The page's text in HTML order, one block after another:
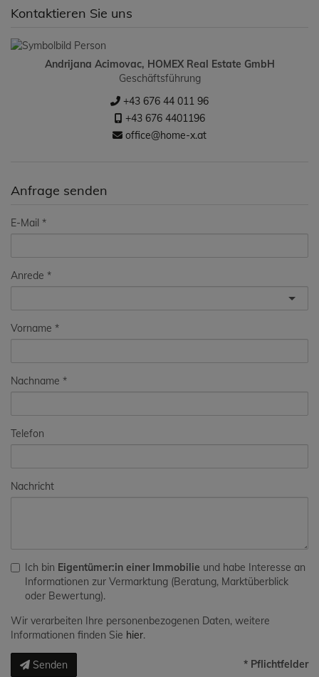
Kontaktieren Sie uns
Andrijana Acimovac, HOMEX Real Estate GmbH
Geschäftsführung
+43 676 44 011 96
+43 676 4401196
office@home-x.at
Anfrage senden
E-Mail
Anrede
Vorname
Nachname
Telefon
Nachricht
Ich bin Eigentümer:in einer Immobilie und habe Interesse an
Informationen zur Vermarktung (Beratung, Marktüberblick
oder Bewertung).
Wir verarbeiten Ihre personenbezogenen Daten, weitere
Informationen finden Sie hier.
Senden * Pflichtfelder